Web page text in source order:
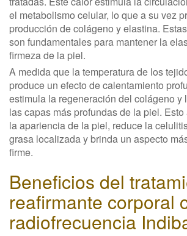
el metabolismo celular, lo que a su vez
producción de colágeno y elastina.
son fundamentales para mantener la
firmeza de la piel.
A medida que la temperatura de los
produce un efecto de calentamiento
estimula la regeneración del colágeno y
las capas más profundas de la piel.
la apariencia de la piel, reduce la
grasa localizada y brinda un aspecto
firme.
Beneficios del
reafirmante corporal
radiofrecuencia